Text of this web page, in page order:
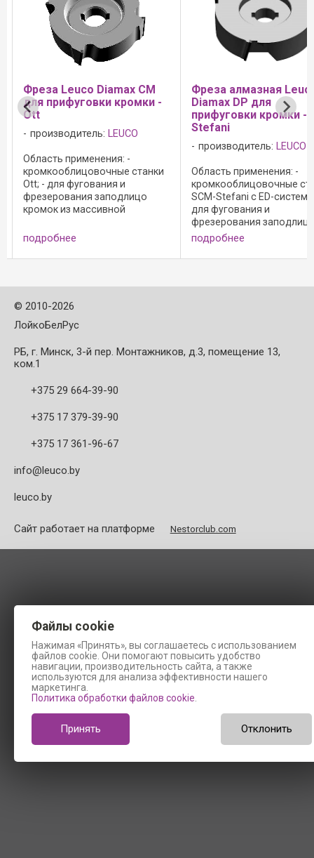
Leuco Diamax CM
кромки -
LEUCO
применения: -
станки
фугования и
заподлицо
из массивной
материалов;
с осевым углом, n max
мин-1. Преимущества:
Фреза алмазная Leuco
Diamax DP для
прифуговки кромки - SCM-
производитель:LEUCO
Область применения: -
кромкооблицовочные станки
SCM-Stefani с ED-системой; -
для фугования и
фрезерования заподлицо
кромок из массивной
древесины, шпона и
синтетических материалов;
отвод стружки благодаря
подробнее
© 2010-2026
ЛойкоБелРус
РБ, г. Минск, 3-й пер. Монтажников, д.3, помещение 13,
ком.1
+375 29 664-39-90
+375 17 379-39-90
+375 17 361-96-67
info@leuco.by
leuco.by
Сайт работает на платформе Nestorclub.com
Файлы cookie
Нажимая «Принять», вы соглашаетесь с использованием
файлов cookie. Они помогают повысить удобство
навигации, производительность сайта, а также
используются для анализа эффективности нашего
маркетинга.
Политика обработки файлов cookie
Принять Отклонить